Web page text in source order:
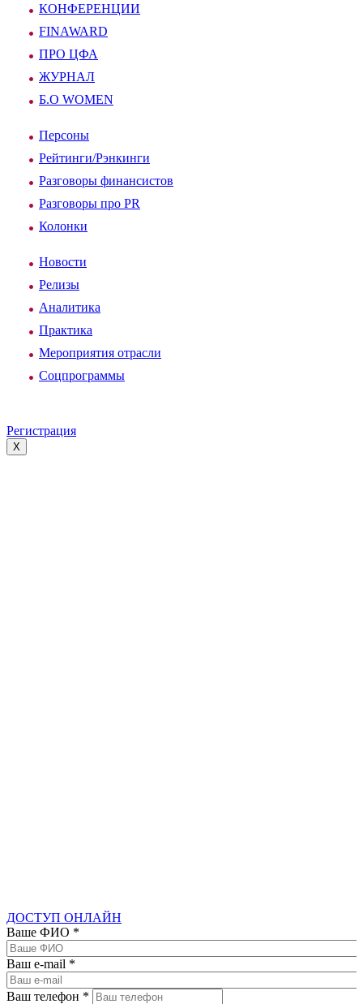
КОНФЕРЕНЦИИ
FINAWARD
ПРО ЦФА
ЖУРНАЛ
Б.О WOMEN
Персоны
Рейтинги/Рэнкинги
Разговоры финансистов
Разговоры про PR
Колонки
Новости
Релизы
Аналитика
Практика
Мероприятия отрасли
Соцпрограммы
Регистрация
X
ДОСТУП ОНЛАЙН
Ваше ФИО *
Ваш e-mail *
Ваш телефон *